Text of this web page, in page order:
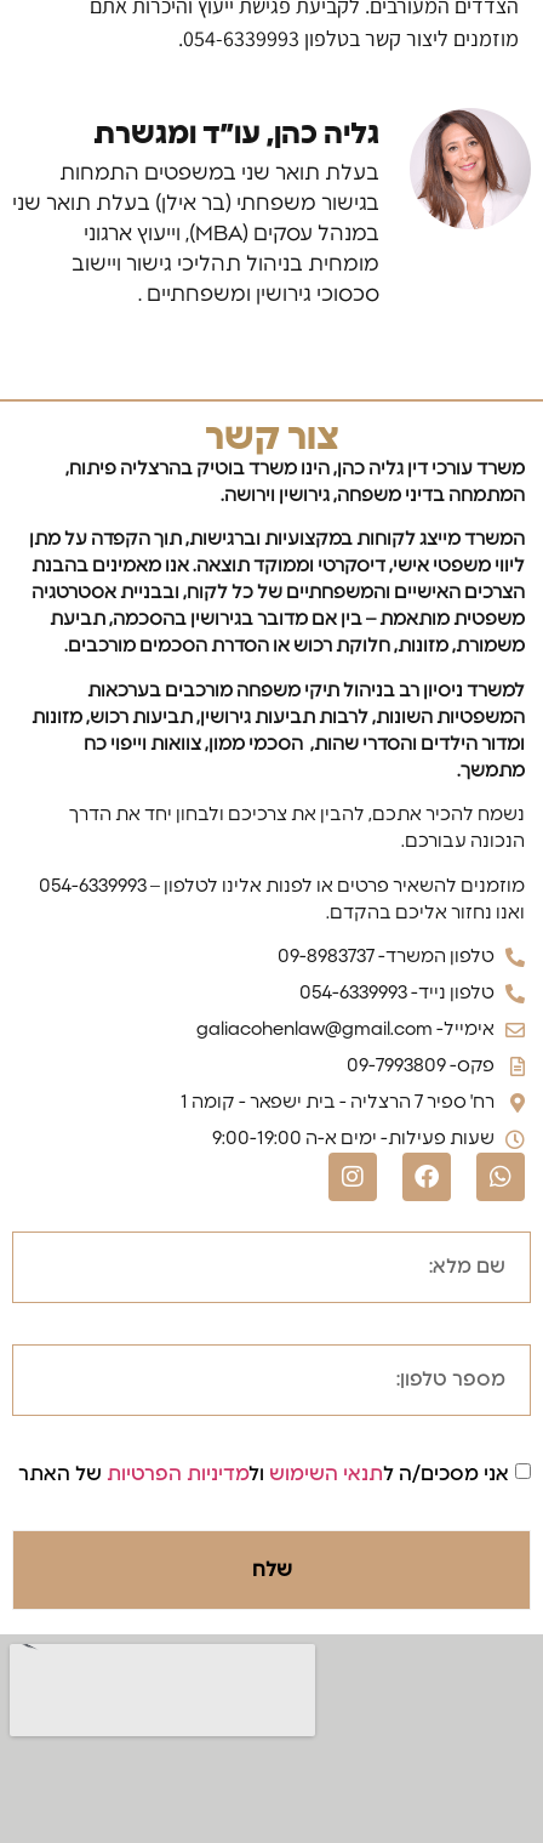
מוזמנים ליצור קשר בטלפון 054-6339993.
גליה כהן, עו״ד ומגשרת
בעלת תואר שני במשפטים התמחות
בגישור משפחתי (בר אילן) בעלת תואר שני
במנהל עסקים (MBA), וייעוץ ארגוני
מומחית בניהול תהליכי גישור ויישוב
סכסוכי גירושין ומשפחתיים .
צור קשר
משרד עורכי דין גליה כהן, הינו משרד בוטיק בהרצליה פיתוח,
המתמחה בדיני משפחה, גירושין וירושה.
המשרד מייצג לקוחות במקצועיות וברגישות, תוך הקפדה על מתן
ליווי משפטי אישי, דיסקרטי וממוקד תוצאה. אנו מאמינים בהבנת
הצרכים האישיים והמשפחתיים של כל לקוח, ובבניית אסטרטגיה
משפטית מותאמת – בין אם מדובר בגירושין בהסכמה, תביעת
משמורת, מזונות, חלוקת רכוש או הסדרת הסכמים מורכבים.
למשרד ניסיון רב בניהול תיקי משפחה מורכבים בערכאות
המשפטיות השונות, לרבות תביעות גירושין, תביעות רכוש, מזונות
ומדור הילדים והסדרי שהות, הסכמי ממון, צוואות וייפוי כח
מתמשך.
נשמח להכיר אתכם, להבין את צרכיכם ולבחון יחד את הדרך
הנכונה עבורכם.
מוזמנים להשאיר פרטים או לפנות אלינו לטלפון – 054-6339993
ואנו נחזור אליכם בהקדם.
טלפון המשרד- 09-8983737
טלפון נייד- 054-6339993
אימייל- galiacohenlaw@gmail.com
פקס- 09-7993809
רח' ספיר 7 הרצליה - בית ישפאר - קומה 1
שעות פעילות- ימים א-ה 9:00-19:00
אני מסכים/ה לתנאי השימוש ולמדיניות הפרטיות של האתר
שלח